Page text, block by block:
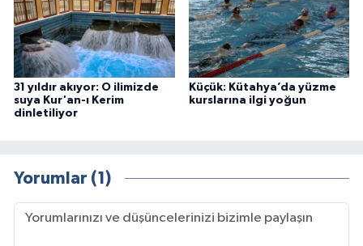
31 yıldır akıyor: O ilimizde
suya Kur'an-ı Kerim
dinletiliyor
Küçük: Kütahya’da yüzme
kurslarına ilgi yoğun
Yorumlar (1)